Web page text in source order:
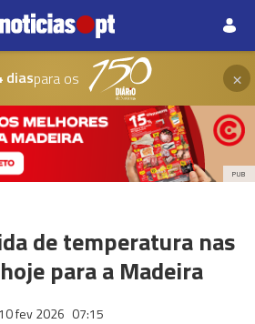
diaspara os ×
PUB
de temperatura nas
para a Madeira
10 fev 2026 07:15